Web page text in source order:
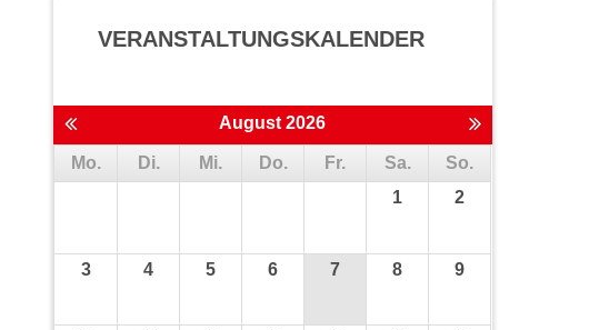
VERANSTALTUNGS­KALENDER
August 2026
Mo. Di. Mi. Do. Fr. Sa.
So.
1
2
3 4 5 6 7 8 9